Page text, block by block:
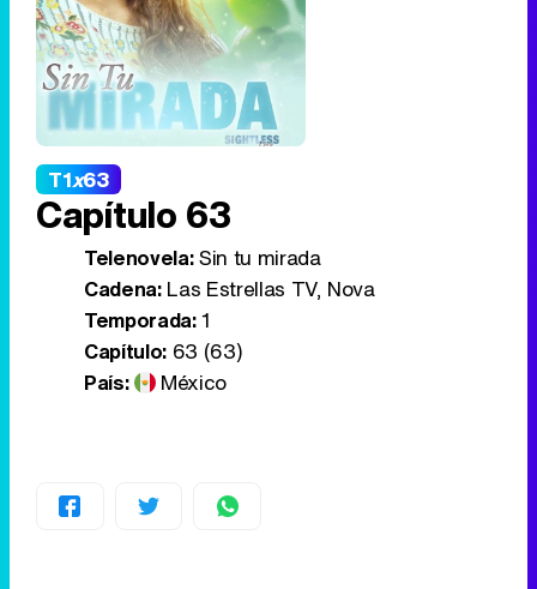
T1x63
Capítulo 63
Telenovela:Sin tu mirada
Cadena:Las Estrellas TV, Nova
Temporada:1
Capítulo:63 (63)
País:
México